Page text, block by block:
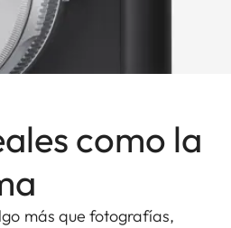
como la
más que fotografías,